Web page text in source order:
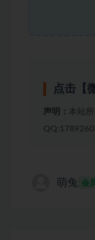
点击【
声明： 本站
萌兔 会